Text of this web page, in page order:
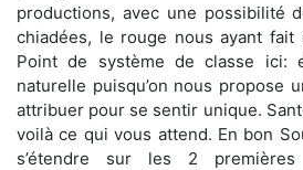
productions, avec une possibilité
chiadées, le rouge nous ayant fait
Point de système de classe ici:
naturelle puisqu’on nous propose
attribuer pour se sentir unique.
voilà ce qui vous attend. En bon
s’étendre sur les 2 premières